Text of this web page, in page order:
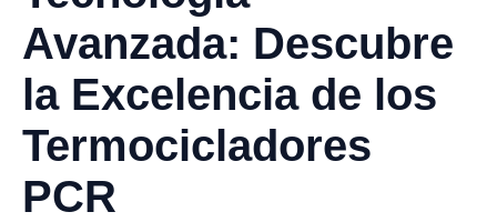
Avanzada: Descubre
la Excelencia de los
Termocicladores
PCR